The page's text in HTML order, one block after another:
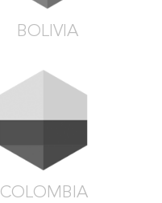
BOLIVIA
COLOMBIA